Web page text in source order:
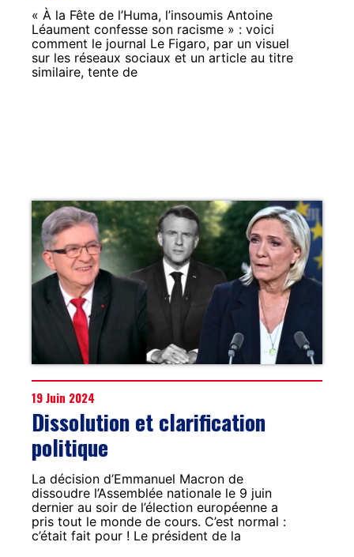
« À la Fête de l’Huma, l’insoumis Antoine
Léaument confesse son racisme » : voici
comment le journal Le Figaro, par un visuel
sur les réseaux sociaux et un article au titre
similaire, tente de
19 Juin 2024
Dissolution et clarification
politique
La décision d’Emmanuel Macron de
dissoudre l’Assemblée nationale le 9 juin
dernier au soir de l’élection européenne a
pris tout le monde de cours. C’est normal :
c’était fait pour ! Le président de la